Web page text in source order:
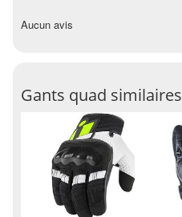
Aucun avis
Gants quad similaires